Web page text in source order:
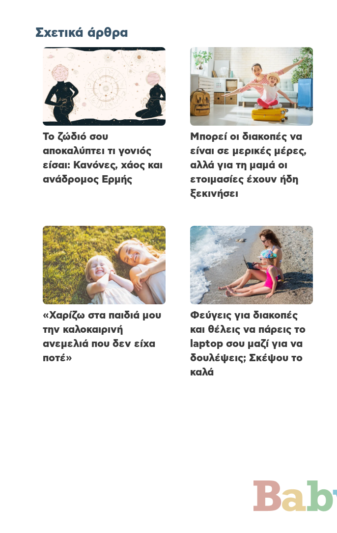
Σχετικά άρθρα
Το ζώδιό σου
αποκαλύπτει τι γονιός
είσαι: Κανόνες, χάος και
ανάδρομος Ερμής
Μπορεί οι διακοπές να
είναι σε μερικές μέρες,
αλλά για τη μαμά οι
ετοιμασίες έχουν ήδη
ξεκινήσει
«Χαρίζω στα παιδιά μου
την καλοκαιρινή
ανεμελιά που δεν είχα
ποτέ»
Φεύγεις για διακοπές
και θέλεις να πάρεις το
laptop σου μαζί για να
δουλέψεις; Σκέψου το
καλά